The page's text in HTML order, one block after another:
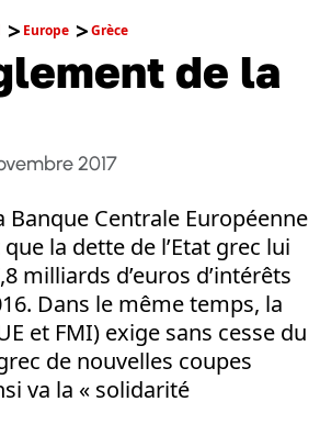
Europe Grèce
de la
2017
Banque Centrale Européenne
la dette de l’Etat grec lui
milliards d’euros d’intérêts
Dans le même temps, la
et FMI) exige sans cesse du
de nouvelles coupes
va la « solidarité